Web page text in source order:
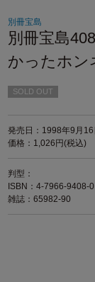
別冊宝島
別冊宝島
かったホン
SOLD OUT
発売日：1998年9月16
価格：1,026円(税込)
判型：
ISBN：4-7966-9408-0
雑誌：65982-90